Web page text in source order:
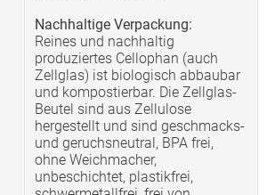
Nachhaltige Verpackung:
Reines und nachhaltig
produziertes Cellophan (auch
Zellglas) ist biologisch abbaubar
und kompostierbar. Die Zellglas-
Beutel sind aus Zellulose
hergestellt und sind geschmacks-
und geruchsneutral, BPA frei,
ohne Weichmacher,
unbeschichtet, plastikfrei,